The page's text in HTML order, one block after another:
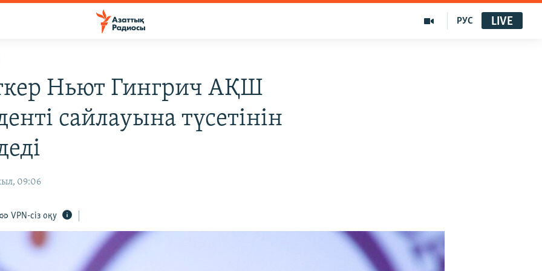
РУС LIVE
Ньют Гингрич АҚШ
сайлауына түсетінін
09:06
VPN-сіз оқу